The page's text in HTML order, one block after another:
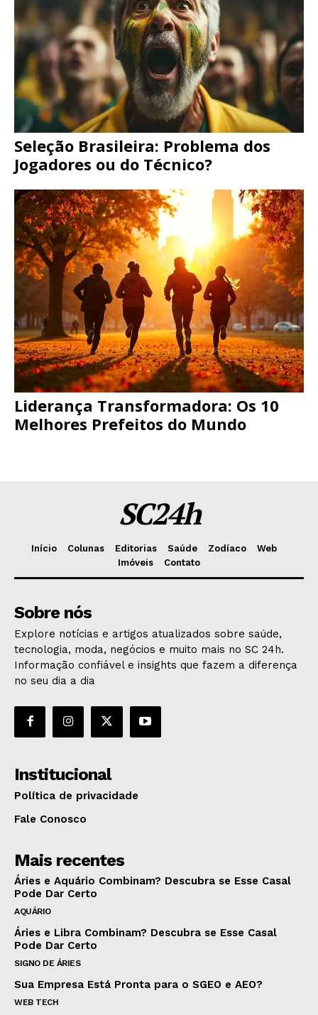
Seleção Brasileira: Problema dos
Jogadores ou do Técnico?
Liderança Transformadora: Os 10
Melhores Prefeitos do Mundo
SC24h
Início Colunas Editorias Saúde Zodíaco
Web
Imóveis
Contato
Sobre nós
Explore notícias e artigos atualizados sobre saúde,
tecnologia, moda, negócios e muito mais no SC 24h.
Informação confiável e insights que fazem a diferença
no seu dia a dia
Institucional
Política de privacidade
Fale Conosco
Mais recentes
Áries e Aquário Combinam? Descubra se Esse Casal
Pode Dar Certo
AQUÁRIO
Áries e Libra Combinam? Descubra se Esse Casal
Pode Dar Certo
SIGNO DE ÁRIES
Sua Empresa Está Pronta para o SGEO e AEO?
WEB TECH